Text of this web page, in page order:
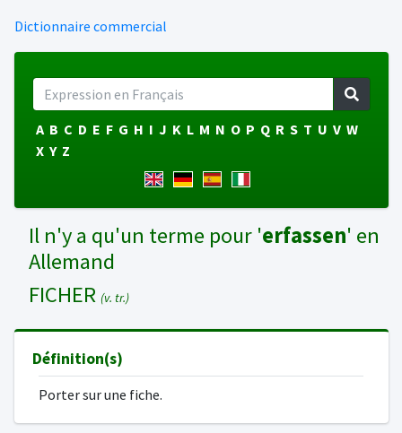
Dictionnaire commercial
A B C D E F G H I J K L M N O P Q R S T U V W
X Y Z
Il n'y a qu'un terme pour 'erfassen' en
Allemand
FICHER (v. tr.)
Définition(s)
Porter sur une fiche.